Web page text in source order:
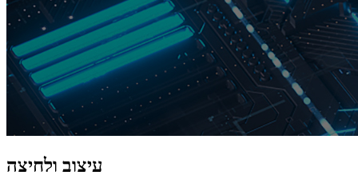
עיצוב ולחיצה